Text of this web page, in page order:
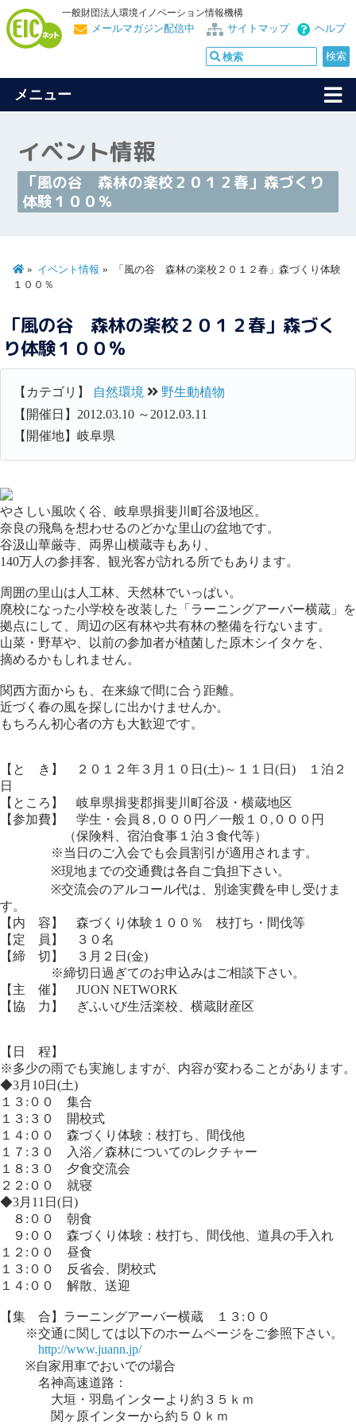
一般財団法人環境イノベーション情報機構
ヘルプ
サイトマップ
メールマガジン配信中
メニュー
イベント情報
「風の谷 森林の楽校２０１２春」森づくり
体験１００％
イベント情報
「風の谷 森林の楽校２０１２春」森づくり体験
１００％
「風の谷 森林の楽校２０１２春」森づく
り体験１００％
【カテゴリ】 自然環境
野生動植物
【開催日】2012.03.10 ～2012.03.11
【開催地】岐阜県
やさしい風吹く谷、岐阜県揖斐川町谷汲地区。
奈良の飛鳥を想わせるのどかな里山の盆地です。
谷汲山華厳寺、両界山横蔵寺もあり、
140万人の参拝客、観光客が訪れる所でもあります。
周囲の里山は人工林、天然林でいっぱい。
廃校になった小学校を改装した「ラーニングアーバー横蔵」を
拠点にして、周辺の区有林や共有林の整備を行ないます。
山菜・野草や、以前の参加者が植菌した原木シイタケを、
摘めるかもしれません。
関西方面からも、在来線で間に合う距離。
近づく春の風を探しに出かけませんか。
もちろん初心者の方も大歓迎です。
【と き】 ２０１２年３月１０日(土)～１１日(日) １泊２
日
【ところ】 岐阜県揖斐郡揖斐川町谷汲・横蔵地区
【参加費】 学生・会員８,０００円／一般１０,０００円
（保険料、宿泊食事１泊３食代等）
※当日のご入会でも会員割引が適用されます。
※現地までの交通費は各自ご負担下さい。
※交流会のアルコール代は、別途実費を申し受けま
す。
【内 容】 森づくり体験１００％ 枝打ち・間伐等
【定 員】 ３０名
【締 切】 ３月２日(金)
※締切日過ぎてのお申込みはご相談下さい。
【主 催】 JUON NETWORK
【協 力】 ぎふいび生活楽校、横蔵財産区
【日 程】
※多少の雨でも実施しますが、内容が変わることがあります。
◆3月10日(土)
１３:００ 集合
１３:３０ 開校式
１４:００ 森づくり体験：枝打ち、間伐他
１７:３０ 入浴／森林についてのレクチャー
１８:３０ 夕食交流会
２２:００ 就寝
◆3月11日(日)
８:００ 朝食
９:００ 森づくり体験：枝打ち、間伐他、道具の手入れ
１２:００ 昼食
１３:００ 反省会、閉校式
１４:００ 解散、送迎
【集 合】ラーニングアーバー横蔵 １３:００
※交通に関しては以下のホームページをご参照下さい。
http://www.juann.jp/
※自家用車でおいでの場合
名神高速道路：
大垣・羽島インターより約３５ｋｍ
関ヶ原インターから約５０ｋｍ